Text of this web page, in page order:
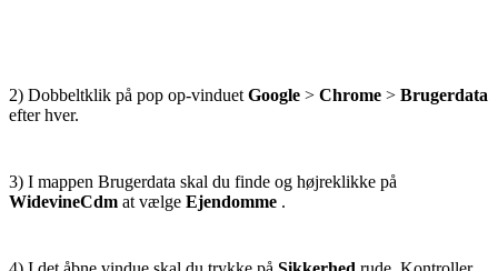
2) Dobbeltklik på pop op-vinduet Google > Chrome > Brugerdata
efter hver.
3) I mappen Brugerdata skal du finde og højreklikke på
WidevineCdm at vælge Ejendomme .